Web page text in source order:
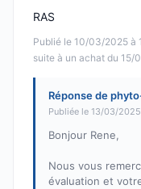
Publié le 10/03/2025 à
suite à un achat du 15/
RAS
Réponse de
Publiée le 13/03/2025
Bonjour Rene,
Nous vous
évaluation et